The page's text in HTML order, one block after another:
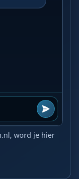
word je hier